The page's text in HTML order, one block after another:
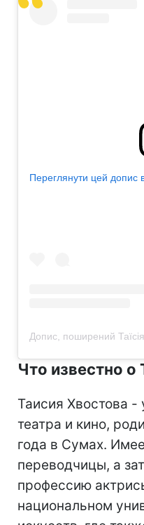
Переглянути цей допис
Что известно о
Таисия Хвостова -
театра и кино,
года в Сумах.
переводчицы, а
профессию
национальном